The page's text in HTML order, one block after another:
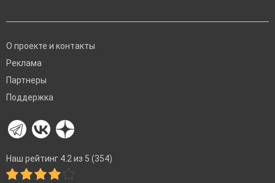
О проекте и контакты
Реклама
Партнеры
Поддержка
Наш рейтинг 4.2 из 5 (354)